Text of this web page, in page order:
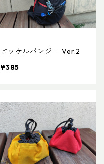
ピッケルバンジー Ver.2
¥385